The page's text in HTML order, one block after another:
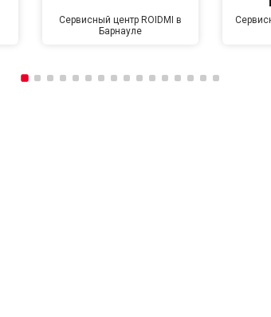
Сервисный центр ROIDMI в
Барнауле